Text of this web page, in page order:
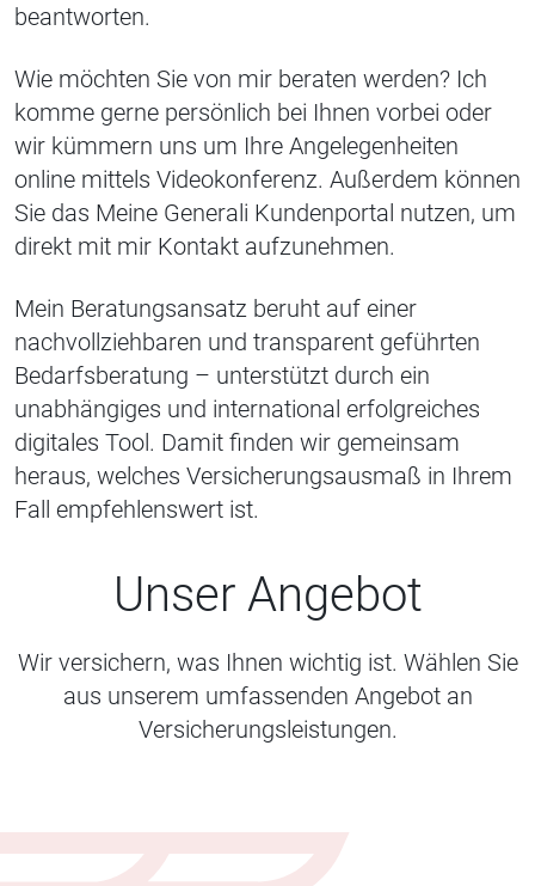
beantworten.
Wie möchten Sie von mir beraten werden? Ich
komme gerne persönlich bei Ihnen vorbei oder
wir kümmern uns um Ihre Angelegenheiten
online mittels Videokonferenz. Außerdem können
Sie das Meine Generali Kundenportal nutzen, um
direkt mit mir Kontakt aufzunehmen.
Mein Beratungsansatz beruht auf einer
nachvollziehbaren und transparent geführten
Bedarfsberatung – unterstützt durch ein
unabhängiges und international erfolgreiches
digitales Tool. Damit finden wir gemeinsam
heraus, welches Versicherungsausmaß in Ihrem
Fall empfehlenswert ist.
Unser Angebot
Wir versichern, was Ihnen wichtig ist. Wählen Sie
aus unserem umfassenden Angebot an
Versicherungsleistungen.